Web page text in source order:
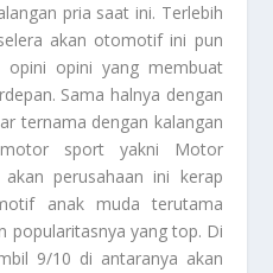
pria saat ini. Terlebih
akan otomotif ini pun
opini opini yang membuat
Sama halnya dengan
ternama dengan kalangan
sport yakni
Motor
perusahaan ini kerap
anak muda terutama
popularitasnya yang top. Di
9/10 di antaranya akan